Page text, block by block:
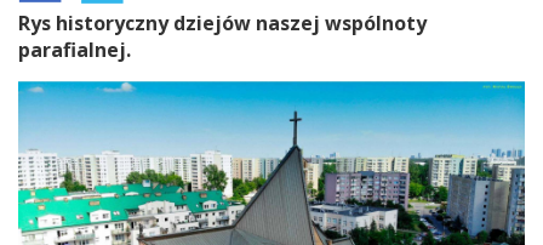
Rys historyczny dziejów naszej wspólnoty
parafialnej.